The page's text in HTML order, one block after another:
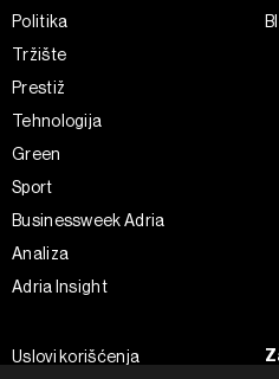
Politika
Tržište
Prestiž
Tehnologija
Green
Sport
Businessweek Adria
Analiza
Adria Insight
Uslovi korišćenja